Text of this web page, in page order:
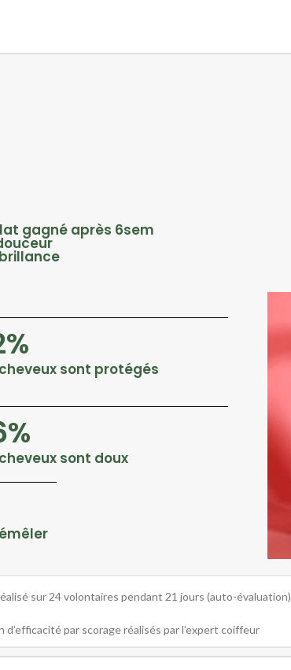
gagné après 6sem
sont protégés
sont doux
sur 24 volontaires pendant 21 jours (auto-
d’efficacité par scorage réalisés par l’expert coiffeur